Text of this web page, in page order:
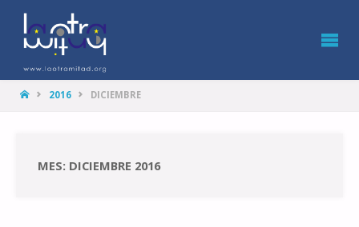
HOME2016 DICIEMBRE
MES: DICIEMBRE 2016